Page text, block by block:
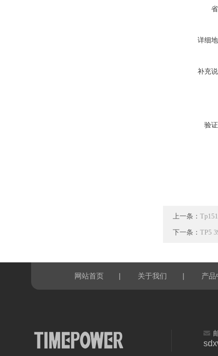
详细
补充
验
上一条：
下一条： TP5
网站首页 | 关于我们 | 产品